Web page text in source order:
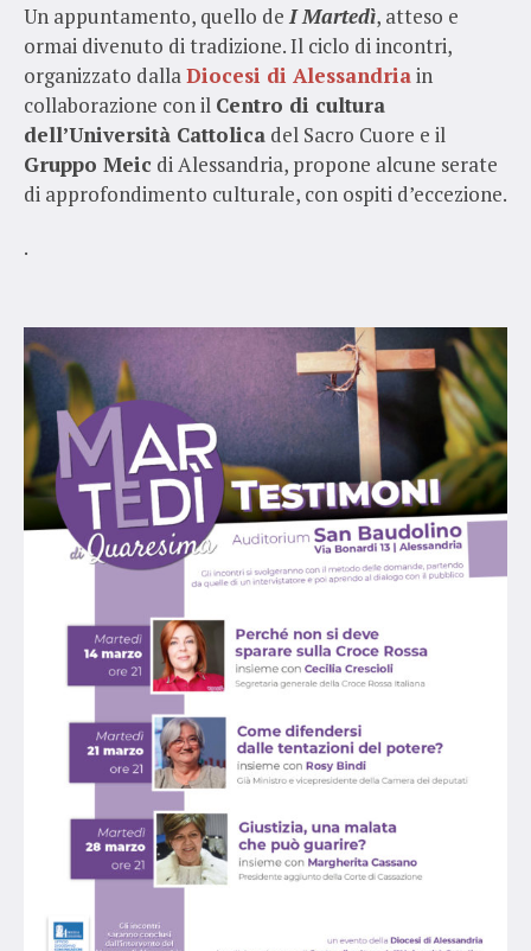
Un appuntamento, quello de I Martedì, atteso e
ormai divenuto di tradizione. Il ciclo di incontri,
organizzato dallaDiocesi di Alessandriain
collaborazione con il Centro di cultura
dell’Università Cattolica del Sacro Cuore e il
Gruppo Meic di Alessandria, propone alcune serate
di approfondimento culturale, con ospiti d’eccezione.
.